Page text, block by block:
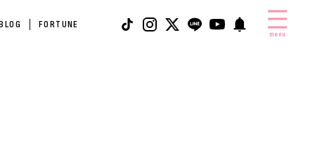
FORTUNE
menu